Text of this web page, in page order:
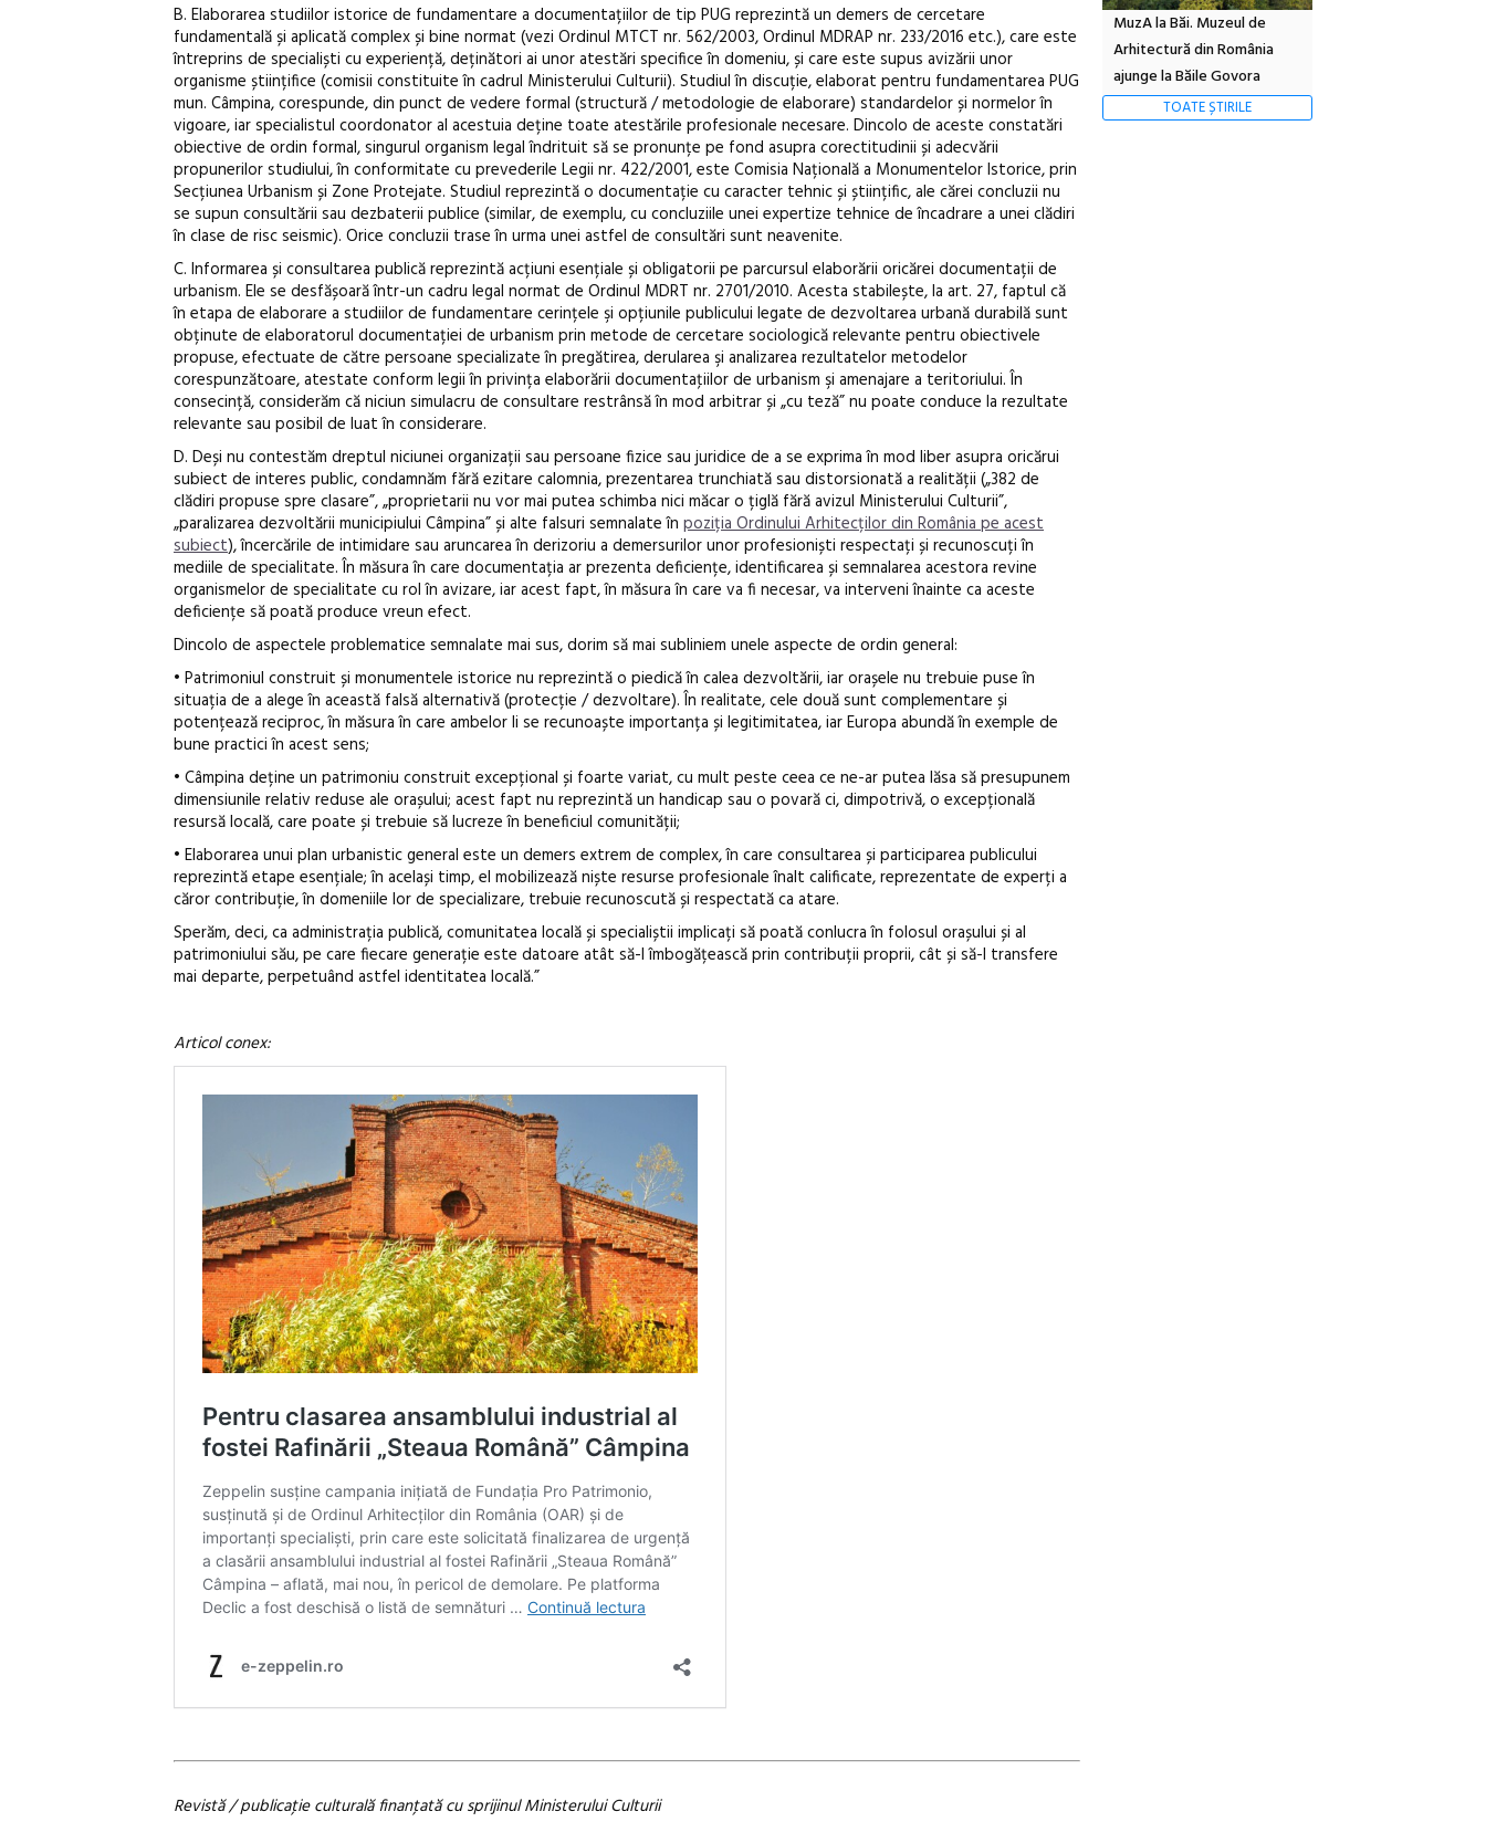
B. Elaborarea studiilor istorice de fundamentare a documentațiilor de tip PUG reprezintă un demers de cercetare
fundamentală și aplicată complex și bine normat (vezi Ordinul MTCT nr. 562/2003, Ordinul MDRAP nr. 233/2016 etc.), care este
întreprins de specialiști cu experiență, deținători ai unor atestări specifice în domeniu, și care este supus avizării unor
organisme științifice (comisii constituite în cadrul Ministerului Culturii). Studiul în discuție, elaborat pentru fundamentarea PUG
mun. Câmpina, corespunde, din punct de vedere formal (structură / metodologie de elaborare) standardelor și normelor în
vigoare, iar specialistul coordonator al acestuia deține toate atestările profesionale necesare. Dincolo de aceste constatări
obiective de ordin formal, singurul organism legal îndrituit să se pronunțe pe fond asupra corectitudinii și adecvării
propunerilor studiului, în conformitate cu prevederile Legii nr. 422/2001, este Comisia Națională a Monumentelor Istorice, prin
Secțiunea Urbanism și Zone Protejate. Studiul reprezintă o documentație cu caracter tehnic și științific, ale cărei concluzii nu
se supun consultării sau dezbaterii publice (similar, de exemplu, cu concluziile unei expertize tehnice de încadrare a unei clădiri
în clase de risc seismic). Orice concluzii trase în urma unei astfel de consultări sunt neavenite.
C. Informarea și consultarea publică reprezintă acțiuni esențiale și obligatorii pe parcursul elaborării oricărei documentații de
urbanism. Ele se desfășoară într-un cadru legal normat de Ordinul MDRT nr. 2701/2010. Acesta stabilește, la art. 27, faptul că
în etapa de elaborare a studiilor de fundamentare cerințele şi opțiunile publicului legate de dezvoltarea urbană durabilă sunt
obținute de elaboratorul documentației de urbanism prin metode de cercetare sociologică relevante pentru obiectivele
propuse, efectuate de către persoane specializate în pregătirea, derularea şi analizarea rezultatelor metodelor
corespunzătoare, atestate conform legii în privința elaborării documentaţiilor de urbanism şi amenajare a teritoriului. În
consecință, considerăm că niciun simulacru de consultare restrânsă în mod arbitrar și „cu teză” nu poate conduce la rezultate
relevante sau posibil de luat în considerare.
D. Deși nu contestăm dreptul niciunei organizații sau persoane fizice sau juridice de a se exprima în mod liber asupra oricărui
subiect de interes public, condamnăm fără ezitare calomnia, prezentarea trunchiată sau distorsionată a realității („382 de
clădiri propuse spre clasare”, „proprietarii nu vor mai putea schimba nici măcar o țiglă fără avizul Ministerului Culturii”,
„paralizarea dezvoltării municipiului Câmpina” și alte falsuri semnalate în poziția Ordinului Arhitecților din România pe acest
subiect), încercările de intimidare sau aruncarea în derizoriu a demersurilor unor profesioniști respectați și recunoscuți în
mediile de specialitate. În măsura în care documentația ar prezenta deficiențe, identificarea și semnalarea acestora revine
organismelor de specialitate cu rol în avizare, iar acest fapt, în măsura în care va fi necesar, va interveni înainte ca aceste
deficiențe să poată produce vreun efect.
Dincolo de aspectele problematice semnalate mai sus, dorim să mai subliniem unele aspecte de ordin general:
• Patrimoniul construit și monumentele istorice nu reprezintă o piedică în calea dezvoltării, iar orașele nu trebuie puse în
situația de a alege în această falsă alternativă (protecție / dezvoltare). În realitate, cele două sunt complementare și
potențează reciproc, în măsura în care ambelor li se recunoaște importanța și legitimitatea, iar Europa abundă în exemple de
bune practici în acest sens;
• Câmpina deține un patrimoniu construit excepțional și foarte variat, cu mult peste ceea ce ne-ar putea lăsa să presupunem
dimensiunile relativ reduse ale orașului; acest fapt nu reprezintă un handicap sau o povară ci, dimpotrivă, o excepțională
resursă locală, care poate și trebuie să lucreze în beneficiul comunității;
• Elaborarea unui plan urbanistic general este un demers extrem de complex, în care consultarea și participarea publicului
reprezintă etape esențiale; în același timp, el mobilizează niște resurse profesionale înalt calificate, reprezentate de experți a
căror contribuție, în domeniile lor de specializare, trebuie recunoscută și respectată ca atare.
Sperăm, deci, ca administrația publică, comunitatea locală și specialiștii implicați să poată conlucra în folosul orașului și al
patrimoniului său, pe care fiecare generație este datoare atât să-l îmbogățească prin contribuții proprii, cât și să-l transfere
mai departe, perpetuând astfel identitatea locală.”
Articol conex:
Revistă / publicaţie culturală finanţată cu sprijinul Ministerului Culturii
MuzA la Băi. Muzeul de
Arhitectură din România
ajunge la Băile Govora
TOATE ȘTIRILE